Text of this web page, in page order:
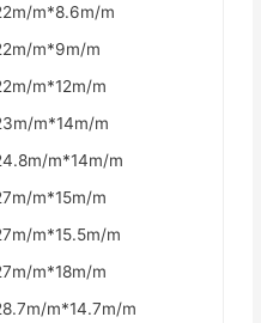
m*8.6m/m
m*9m/m
m*12m/m
m*14m/m
m*14m/m
m*15m/m
m*15.5m/m
m*18m/m
m*14.7m/m